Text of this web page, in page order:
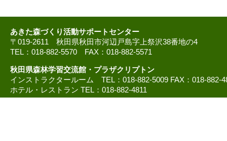
あきた森づくり活動サポートセンター
〒019-2611 秋田県秋田市河辺戸島字上祭沢38番地の4
TEL：018-882-5570 FAX：018-882-5571
秋田県森林学習交流館・プラザクリプトン
インストラクタールーム TEL：018-882-5009 FAX：018-882-
ホテル・レストラン TEL：018-882-4811